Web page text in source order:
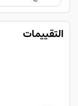
التقييمات